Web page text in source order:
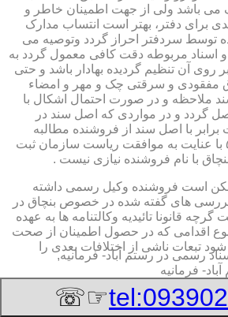
می باشد ولی از جهت اطمینان خاطر و
برای دفتر، بهتر است انتساب مدارک
توسط سردفتر احراز گردد وتوصیه می
اسناد مربوطه دقت کافی معمول گردد به
روی آن تنظیم گردیده بهادار باشد و حتی
مفقودی و سرقتی چک و مهر و امضاء
ملاحظه و در صورت احتمال اشکال با
گردد و در مواردی که اصل سند در
با اصل سند از فروشنده مطالبه
گردد ، تنها در مورد بند ۵ با عنایت به موافقت ریاست سازمان ثبت
بنچاق با نام فروشنده نیازی نیست .
است فروشنده وکیل رسمی داشته
های گفته شده در خصوص بنچاق در
قانونا تائیدیه وکالتنامه ها به عهده
اقدامی که در حصول اطمینان از صحت
شود تبعات ناشی از اختلافات بعدی را
رسمی در رستم آباد- فرمانیه,
فرمانیه
☞☏